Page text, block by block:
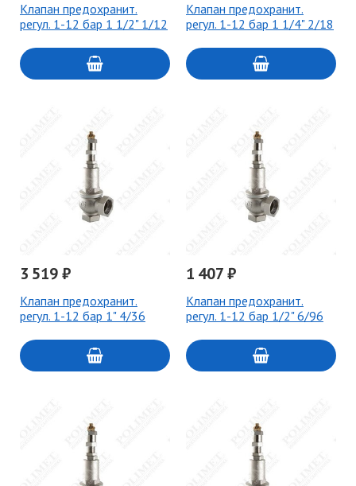
Клапан предохранит.
регул. 1-12 бар 1 1/2" 1/12
Клапан предохранит.
регул. 1-12 бар 1 1/4" 2/18
3 519 ₽
Клапан предохранит.
регул. 1-12 бар 1" 4/36
1 407 ₽
Клапан предохранит.
регул. 1-12 бар 1/2" 6/96